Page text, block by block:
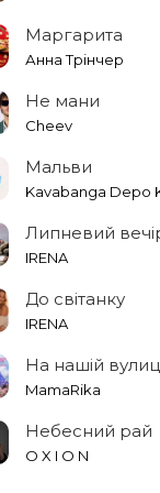
Маргарита
Анна Трінчер
Не мани
Cheev
Мальви
Kavabanga Depo
Липневий
IRENA
До світанку
IRENA
На нашій
MamaRika
Небесний рай
O X I O N